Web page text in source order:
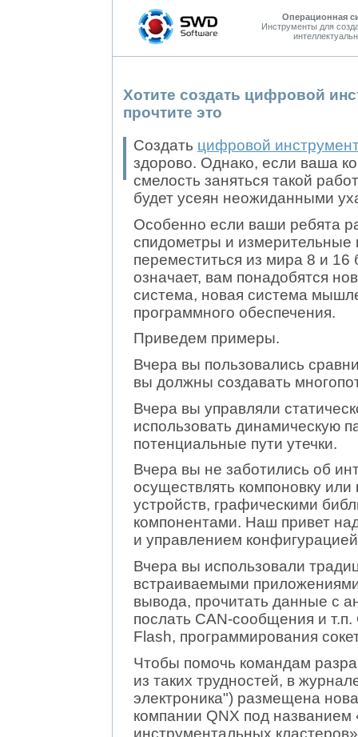
Операционная
Инструменты для
Хотите создать цифровой
прочтите это
Создать цифровой
здорово. Однако, если ваша
смелость заняться такой
будет усеян неожиданными
Особенно если ваши ребята
спидометры и
переместиться из мира 8 и
означает, вам понадобятся
система, новая система
программного обеспечения.
Приведем примеры.
Вчера вы пользовались
вы должны создавать
Вчера вы управляли
использовать динамическую
потенциальные пути утечки.
Вчера вы не заботились об
осуществлять компоновку
устройств, графическими
компонентами. Наш привет
и управлением
Вчера вы использовали
встраиваемыми
вывода, прочитать данные с
послать CAN-сообщения и
Flash, программирования
Чтобы помочь командам
из таких трудностей, в
электроника") размещена
компании QNX под
инструментальных